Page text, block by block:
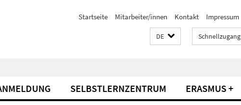
Startseite Mitarbeiter/innen Kontakt Impressum
DE Schnellzugang
SELBSTLERNZENTRUM ERASMUS +